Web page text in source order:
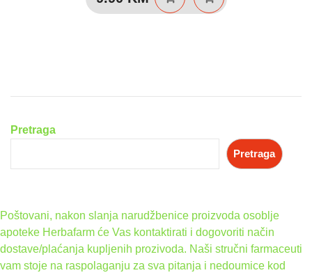
Pretraga
Pretraga
Poštovani, nakon slanja narudžbenice proizvoda osoblje
apoteke Herbafarm će Vas kontaktirati i dogovoriti način
dostave/plaćanja kupljenih prozivoda. Naši stručni farmaceuti
vam stoje na raspolaganju za sva pitanja i nedoumice kod